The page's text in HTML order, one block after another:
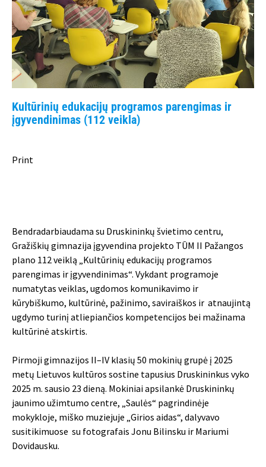
Kultūrinių edukacijų programos parengimas ir
įgyvendinimas (112 veikla)
Print
Bendradarbiaudama su Druskininkų švietimo centru,
Gražiškių gimnazija įgyvendina projekto TŪM II Pažangos
plano 112 veiklą „Kultūrinių edukacijų programos
parengimas ir įgyvendinimas“. Vykdant programoje
numatytas veiklas, ugdomos komunikavimo ir
kūrybiškumo, kultūrinė, pažinimo, saviraiškos ir atnaujintą
ugdymo turinį atliepiančios kompetencijos bei mažinama
kultūrinė atskirtis.
Pirmoji gimnazijos II–IV klasių 50 mokinių grupė į 2025
metų Lietuvos kultūros sostine tapusius Druskininkus vyko
2025 m. sausio 23 dieną. Mokiniai apsilankė Druskininkų
jaunimo užimtumo centre, „Saulės“ pagrindinėje
mokykloje, miško muziejuje „Girios aidas“, dalyvavo
susitikimuose su fotografais Jonu Bilinsku ir Mariumi
Dovidausku.